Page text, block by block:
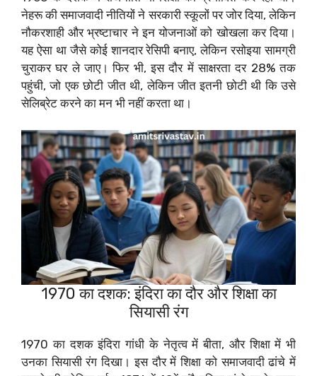
नेहरू की समाजवादी नीतियों ने सरकारी स्कूलों पर जोर दिया, लेकिन
नौकरशाही और भ्रष्टाचार ने इन योजनाओं को खोखला कर दिया।
यह ऐसा था जैसे कोई शानदार रेसिपी बनाए, लेकिन रसोइया सामग्री
चुराकर घर ले जाए। फिर भी, इस दौर में साक्षरता दर 28% तक
पहुंची, जो एक छोटी जीत थी, लेकिन जीत इतनी छोटी थी कि उसे
सेलिब्रेट करने का मन भी नहीं करता था।
1970 का दशक: इंदिरा का दौर और शिक्षा का
सियासी रंग
1970 का दशक इंदिरा गांधी के नेतृत्व में बीता, और शिक्षा में भी
उनका सियासी रंग दिखा। इस दौर में शिक्षा को समाजवादी ढांचे में